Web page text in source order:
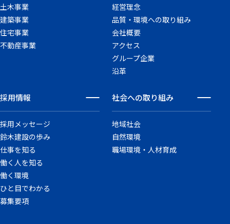
土木事業
建築事業
住宅事業
不動産事業
経営理念
品質・環境への取り組み
会社概要
アクセス
グループ企業
沿革
採用情報
採用メッセージ
鈴木建設の歩み
仕事を知る
働く人を知る
働く環境
ひと目でわかる
募集要項
社会への取り組み
地域社会
自然環境
職場環境・人材育成